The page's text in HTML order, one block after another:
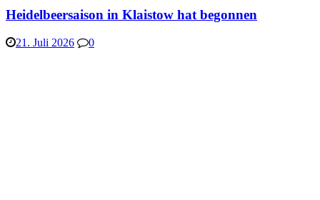
Heidelbeersaison in Klaistow hat begonnen
21. Juli 2026 0